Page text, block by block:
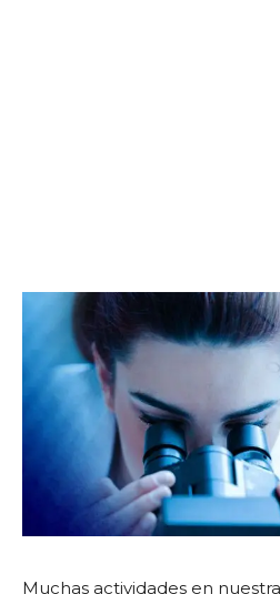
Muchas actividades en nuestra